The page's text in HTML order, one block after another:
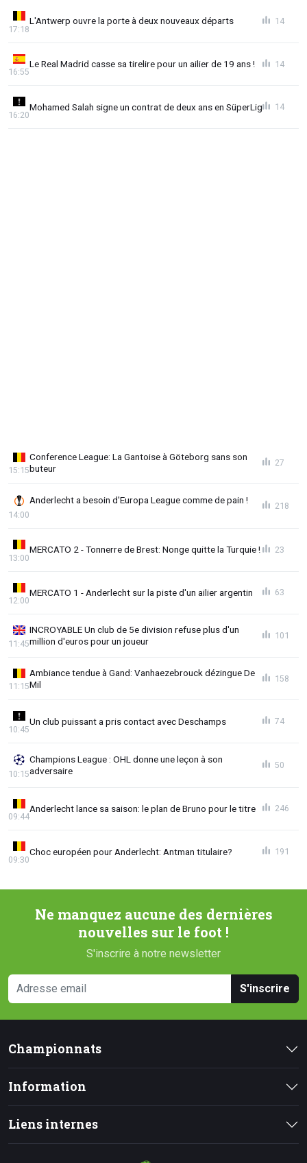
L'Antwerp ouvre la porte à deux nouveaux départs
17:18
14
Le Real Madrid casse sa tirelire pour un ailier de 19 ans !
16:55
14
Mohamed Salah signe un contrat de deux ans en SüperLig
16:20
14
Conference League: La Gantoise à Göteborg sans son
buteur
15:15
27
Anderlecht a besoin d'Europa League comme de pain !
14:00
218
MERCATO 2 - Tonnerre de Brest: Nonge quitte la Turquie !
13:00
23
MERCATO 1 - Anderlecht sur la piste d'un ailier argentin
12:00
63
INCROYABLE Un club de 5e division refuse plus d'un
million d'euros pour un joueur
11:45
101
Ambiance tendue à Gand: Vanhaezebrouck dézingue De
Mil
11:15
158
Un club puissant a pris contact avec Deschamps
10:45
74
Champions League : OHL donne une leçon à son
adversaire
10:15
50
Anderlecht lance sa saison: le plan de Bruno pour le titre
09:44
246
Choc européen pour Anderlecht: Antman titulaire?
09:30
191
Ne manquez aucune des dernières
nouvelles sur le foot !
S'inscrire à notre newsletter
S'inscrire
Championnats
Information
Liens internes